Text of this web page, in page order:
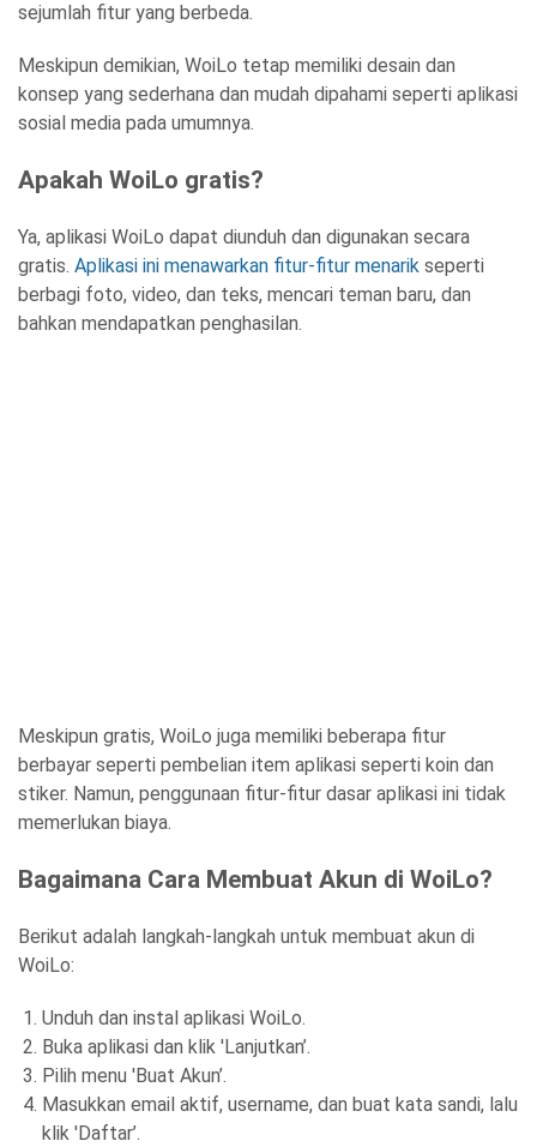
sejumlah fitur yang berbeda.
Meskipun demikian, WoiLo tetap memiliki desain dan
konsep yang sederhana dan mudah dipahami seperti aplikasi
sosial media pada umumnya.
Apakah WoiLo gratis?
Ya, aplikasi WoiLo dapat diunduh dan digunakan secara
gratis. Aplikasi ini menawarkan fitur-fitur menarik seperti
berbagi foto, video, dan teks, mencari teman baru, dan
bahkan mendapatkan penghasilan.
Meskipun gratis, WoiLo juga memiliki beberapa fitur
berbayar seperti pembelian item aplikasi seperti koin dan
stiker. Namun, penggunaan fitur-fitur dasar aplikasi ini tidak
memerlukan biaya.
Bagaimana Cara Membuat Akun di WoiLo?
Berikut adalah langkah-langkah untuk membuat akun di
WoiLo:
Unduh dan instal aplikasi WoiLo.
Buka aplikasi dan klik 'Lanjutkan’.
Pilih menu 'Buat Akun’.
Masukkan email aktif, username, dan buat kata sandi, lalu
klik 'Daftar’.